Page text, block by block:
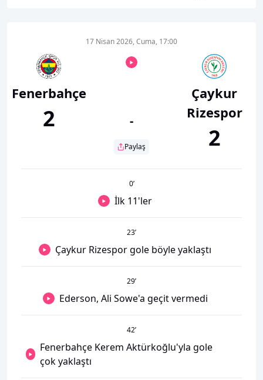
Fenerbahçe
2
17 Nisan 2026, Cuma, 17:00
-
Paylaş
Çaykur
Rizespor
2
0’
İlk 11'ler
23’
Çaykur Rizespor gole böyle yaklaştı
29’
Ederson, Ali Sowe'a geçit vermedi
42’
Fenerbahçe Kerem Aktürkoğlu'yla gole
çok yaklaştı